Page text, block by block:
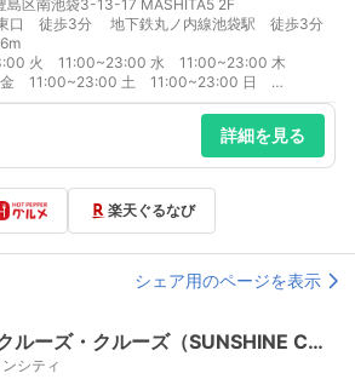
島区南池袋3-13-17 MASHITA5 2F
口 徒歩3分 地下鉄丸ノ内線池袋駅 徒歩3分
火 11:00~23:00 水 11:00~23:00 木
金 11:00~23:00 土 11:00~23:00 日
詳細を見る
楽天ぐるなび
シェア用のページを表示
サンシャイン クルーズ・クルーズ（SUNSHINE CRUISE CRUISE）
シティ